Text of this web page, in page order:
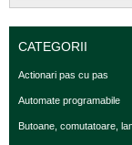
CATEGORII
Actionari pas cu pas
Automate programabile
Butoane, comutatoare,